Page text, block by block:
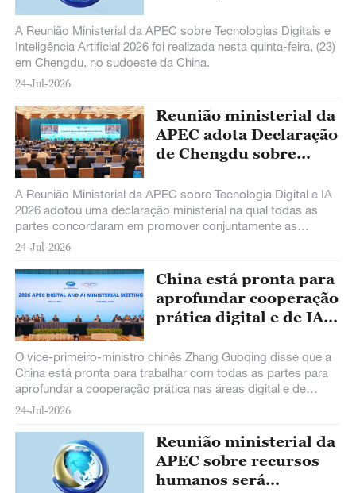
IA
A Reunião Ministerial da APEC sobre Tecnologias Digitais e
Inteligência Artificial 2026 foi realizada nesta quinta-feira, (23)
em Chengdu, no sudoeste da China.
24-Jul-2026
Reunião ministerial da
APEC adota Declaração
de Chengdu sobre
IA
A Reunião Ministerial da APEC sobre Tecnologia Digital e IA
2026 adotou uma declaração ministerial na qual todas as
partes concordaram em promover conjuntamente as
tecnologias digitais e de IA para fortalecer a comunidade da
aprofundar a cooperação nessas áreas nos próximos anos
na região.
24-Jul-2026
China está pronta para
aprofundar cooperação
prática digital e de IA
diz vice-premiê
O vice-primeiro-ministro chinês Zhang Guoqing disse que a
China está pronta para trabalhar com todas as partes para
aprofundar a cooperação prática nas áreas digital e de
inteligência artificial (IA).
24-Jul-2026
Reunião ministerial da
APEC sobre recursos
humanos será